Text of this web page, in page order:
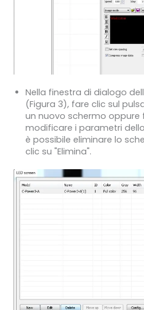
Nella finestra di dialogo
(Figura 3), fare clic sul
un nuovo schermo oppure
modificare i parametri
è possibile eliminare lo
clic su "Elimina".